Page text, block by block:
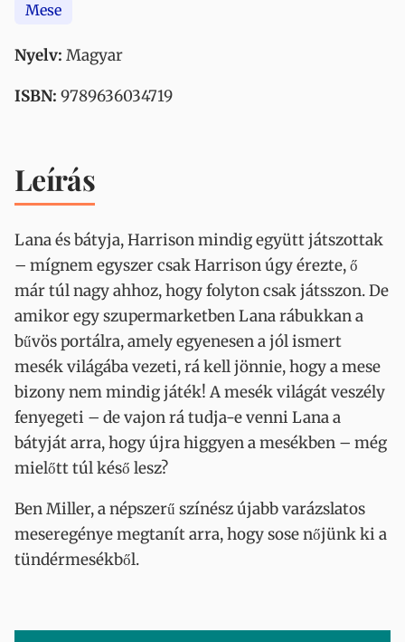
Mese
Nyelv: Magyar
ISBN: 9789636034719
Leírás
Lana és bátyja, Harrison mindig együtt játszottak
– mígnem egyszer csak Harrison úgy érezte, ő
már túl nagy ahhoz, hogy folyton csak játsszon. De
amikor egy szupermarketben Lana rábukkan a
bűvös portálra, amely egyenesen a jól ismert
mesék világába vezeti, rá kell jönnie, hogy a mese
bizony nem mindig játék! A mesék világát veszély
fenyegeti – de vajon rá tudja-e venni Lana a
bátyját arra, hogy újra higgyen a mesékben – még
mielőtt túl késő lesz?
Ben Miller, a népszerű színész újabb varázslatos
meseregénye megtanít arra, hogy sose nőjünk ki a
tündérmesékből.